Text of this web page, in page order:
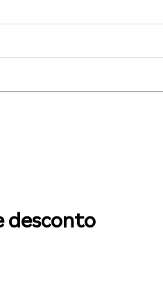
desconto